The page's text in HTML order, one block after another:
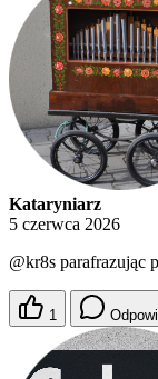
Kataryniarz
5 czerwca 2026
@kr8s parafrazując
1